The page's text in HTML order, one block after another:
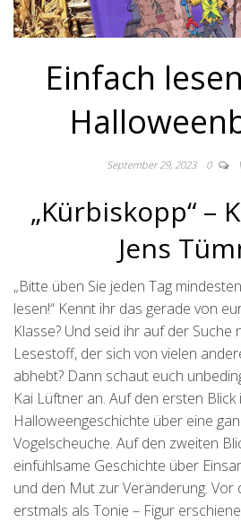
Einfach
September 29, 2023 0
„Kürbiskopp“ –
Jens
„Bitte üben Sie jeden Tag
lesen!“ Kennt ihr das gerade von
Klasse? Und seid ihr auf der
Lesestoff, der sich von vielen
abhebt? Dann schaut euch
Kai Lüftner an. Auf den ersten Blick
Halloweengeschichte über eine
Vogelscheuche. Auf den zweiten
einfühlsame Geschichte über
und den Mut zur Veränderung. Vor
erstmals als Tonie – Figur